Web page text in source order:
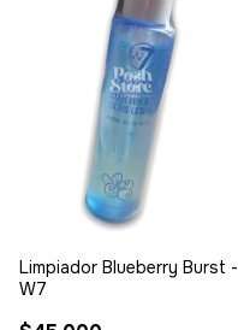
Limpiador Blueberry Burst -
W7